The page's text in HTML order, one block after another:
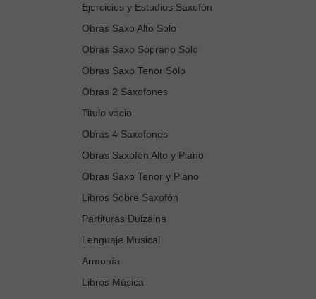
Ejercicios y Estudios Saxofón
Obras Saxo Alto Solo
Obras Saxo Soprano Solo
Obras Saxo Tenor Solo
Obras 2 Saxofones
Titulo vacio
Obras 4 Saxofones
Obras Saxofón Alto y Piano
Obras Saxo Tenor y Piano
Libros Sobre Saxofón
Partituras Dulzaina
Lenguaje Musical
Armonía
Libros Música